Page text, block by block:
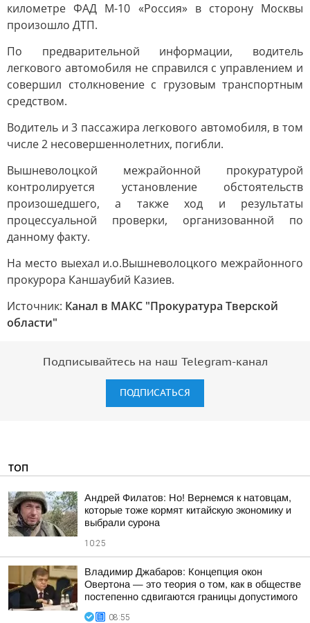
километре ФАД М-10 «Россия» в сторону Москвы
произошло ДТП.
По предварительной информации, водитель
легкового автомобиля не справился с управлением и
совершил столкновение с грузовым транспортным
средством.
Водитель и 3 пассажира легкового автомобиля, в том
числе 2 несовершеннолетних, погибли.
Вышневолоцкой межрайонной прокуратурой
контролируется установление обстоятельств
произошедшего, а также ход и результаты
процессуальной проверки, организованной по
данному факту.
На место выехал и.о.Вышневолоцкого межрайонного
прокурора Каншаубий Казиев.
Источник: Канал в МАКС "Прокуратура Тверской
области"
Подписывайтесь на наш Telegram-канал
ПОДПИСАТЬСЯ
ТОП
Андрей Филатов: Но! Вернемся к натовцам,
которые тоже кормят китайскую экономику и
выбрали сурона
10:25
Владимир Джабаров: Концепция окон
Овертона — это теория о том, как в обществе
постепенно сдвигаются границы допустимого
08:55